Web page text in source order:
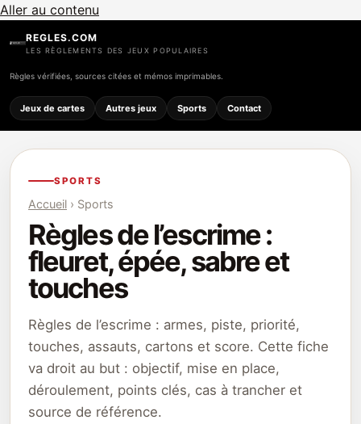
Aller au contenu
REGLES.COM
LES RÈGLEMENTS DES JEUX POPULAIRES
Règles vérifiées, sources citées et mémos imprimables.
Jeux de cartes Autres jeux Sports Contact
SPORTS
Accueil › Sports
Règles de l’escrime :
fleuret, épée, sabre et
touches
Règles de l’escrime : armes, piste, priorité,
touches, assauts, cartons et score. Cette fiche
va droit au but : objectif, mise en place,
déroulement, points clés, cas à trancher et
source de référence.